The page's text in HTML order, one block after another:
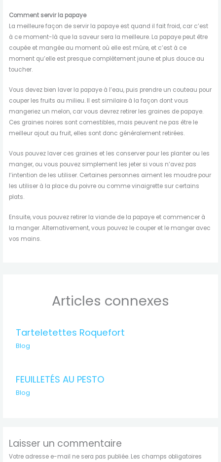
Comment servir la papaye
La meilleure façon de servir la papaye est quand il fait froid, car c’est
à ce moment-là que la saveur sera la meilleure. La papaye peut être
coupée et mangée au moment où elle est mûre, et c’est à ce
moment qu’elle est presque complètement jaune et plus douce au
toucher.
Vous devez bien laver la papaye à l’eau, puis prendre un couteau pour
couper les fruits au milieu. Il est similaire à la façon dont vous
mangeriez un melon, car vous devrez retirer les graines de papaye.
Ces graines noires sont comestibles, mais peuvent ne pas être le
meilleur ajout au fruit, elles sont donc généralement retirées.
Vous pouvez laver ces graines et les conserver pour les planter ou les
manger, ou vous pouvez simplement les jeter si vous n’avez pas
l’intention de les utiliser. Certaines personnes aiment les moudre pour
les utiliser à la place du poivre ou comme vinaigrette sur certains
plats.
Ensuite, vous pouvez retirer la viande de la papaye et commencer à
la manger. Alternativement, vous pouvez le couper et le manger avec
vos mains.
Articles connexes
Tarteletettes Roquefort
Blog
FEUILLETÉS AU PESTO
Blog
Laisser un commentaire
Votre adresse e-mail ne sera pas publiée. Les champs obligatoires